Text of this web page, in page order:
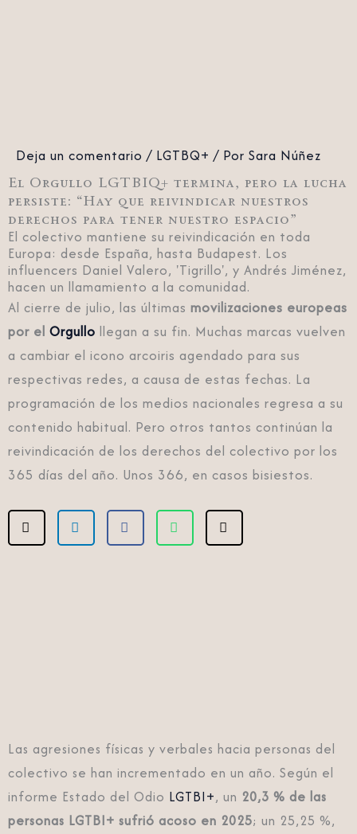
Deja un comentario / LGTBQ+ / Por Sara Núñez
El Orgullo LGTBIQ+ termina, pero la lucha
persiste: “Hay que reivindicar nuestros
derechos para tener nuestro espacio”
El colectivo mantiene su reivindicación en toda
Europa: desde España, hasta Budapest. Los
influencers Daniel Valero, 'Tigrillo', y Andrés Jiménez,
hacen un llamamiento a la comunidad.
Al cierre de julio, las últimas movilizaciones europeas
por el Orgullo llegan a su fin. Muchas marcas vuelven
a cambiar el icono arcoiris agendado para sus
respectivas redes, a causa de estas fechas. La
programación de los medios nacionales regresa a su
contenido habitual. Pero otros tantos continúan la
reivindicación de los derechos del colectivo por los
365 días del año. Unos 366, en casos bisiestos.
Las agresiones físicas y verbales hacia personas del
colectivo se han incrementado en un año. Según el
informe Estado del Odio LGTBI+, un 20,3 % de las
personas LGTBI+ sufrió acoso en 2025; un 25,25 %,